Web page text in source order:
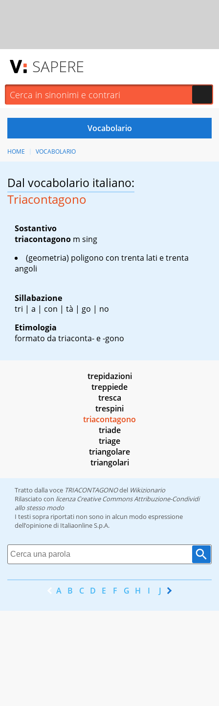
SAPERE
HOME VOCABOLARIO
Dal vocabolario italiano:
Triacontagono
Sostantivo
triacontagono m sing
(geometria) poligono con trenta lati e trenta
angoli
Sillabazione
tri | a | con | tà | go | no
Etimologia
formato da triaconta- e -gono
trepidazioni
treppiede
tresca
trespini
triacontagono
triade
triage
triangolare
triangolari
Tratto dalla voce TRIACONTAGONOdel Wikizionario
Rilasciato con licenza Creative Commons Attribuzione-Condividi
allo stesso modo
I testi sopra riportati non sono in alcun modo espressione
dell’opinione di Italiaonline S.p.A.
A B C D E F G H I J K